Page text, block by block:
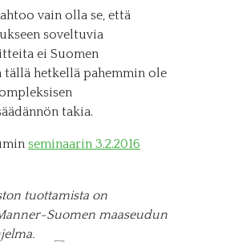
vain olla se, että
soveltuvia
ei Suomen
hetkellä pahemmin ole
takia.
seminaarin 3.2.2016
tuottamista on
Suomen maaseudun